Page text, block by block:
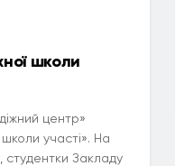
школи
центр»
участі». На
студентки Закладу